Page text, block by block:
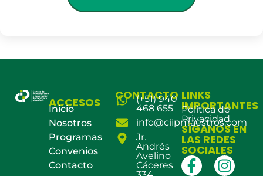
ACCESOS
Inicio
Nosotros
Programas
Convenios
Contacto
CONTACTO
(+51) 940
468 655
info@ciipmaestros.com
Jr.
Andrés
Avelino
Cáceres
LINKS
IMPORTANTES
Política de
Privacidad
SÍGANOS EN
LAS REDES
SOCIALES